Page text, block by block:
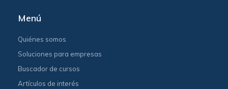
Menú
Quiénes somos
Soluciones para empresas
Buscador de cursos
Artículos de interés